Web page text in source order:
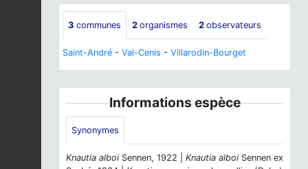
3 communes 2 organismes 2 observateurs
Saint-André - Val-Cenis - Villarodin-Bourget
Informations espèce
Synonymes
Knautia alboi Sennen, 1922 | Knautia alboi Sennen ex